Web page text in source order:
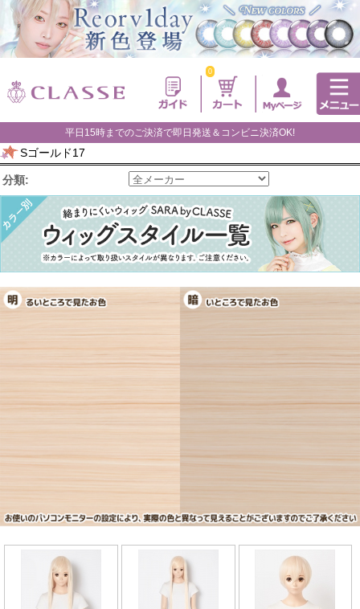
0
平日15時までのご決済で即日発送＆コンビニ決済OK!
Sゴールド17
分類: